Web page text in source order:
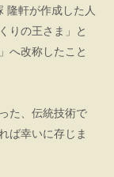
隆軒が作成した人
りの王さま」と
へ改称したこと
た、伝統技術で
ば幸いに存じま